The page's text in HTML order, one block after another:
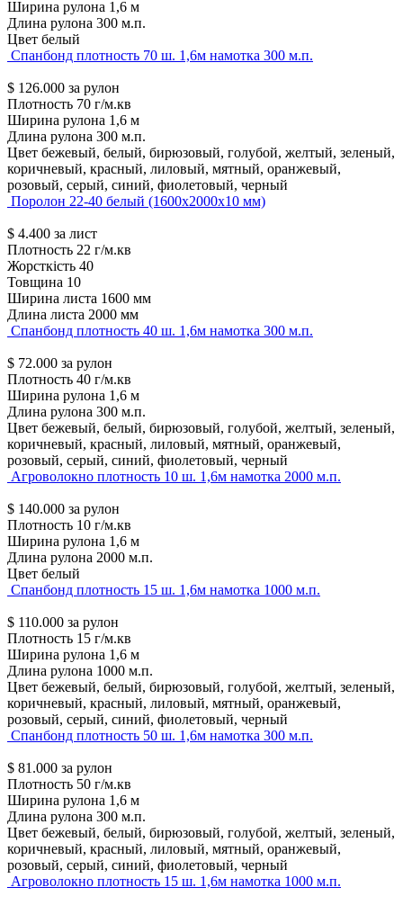
Ширина рулона 1,6 м
Длина рулона 300 м.п.
Цвет белый
Спанбонд плотность 70 ш. 1,6м намотка 300 м.п.
$ 126.000 за рулон
Плотность 70 г/м.кв
Ширина рулона 1,6 м
Длина рулона 300 м.п.
Цвет бежевый, белый, бирюзовый, голубой, желтый, зеленый,
коричневый, красный, лиловый, мятный, оранжевый,
розовый, серый, синий, фиолетовый, черный
Поролон 22-40 белый (1600х2000х10 мм)
$ 4.400 за лист
Плотность 22 г/м.кв
Жорсткість 40
Товщина 10
Ширина листа 1600 мм
Длина листа 2000 мм
Спанбонд плотность 40 ш. 1,6м намотка 300 м.п.
$ 72.000 за рулон
Плотность 40 г/м.кв
Ширина рулона 1,6 м
Длина рулона 300 м.п.
Цвет бежевый, белый, бирюзовый, голубой, желтый, зеленый,
коричневый, красный, лиловый, мятный, оранжевый,
розовый, серый, синий, фиолетовый, черный
Агроволокно плотность 10 ш. 1,6м намотка 2000 м.п.
$ 140.000 за рулон
Плотность 10 г/м.кв
Ширина рулона 1,6 м
Длина рулона 2000 м.п.
Цвет белый
Спанбонд плотность 15 ш. 1,6м намотка 1000 м.п.
$ 110.000 за рулон
Плотность 15 г/м.кв
Ширина рулона 1,6 м
Длина рулона 1000 м.п.
Цвет бежевый, белый, бирюзовый, голубой, желтый, зеленый,
коричневый, красный, лиловый, мятный, оранжевый,
розовый, серый, синий, фиолетовый, черный
Спанбонд плотность 50 ш. 1,6м намотка 300 м.п.
$ 81.000 за рулон
Плотность 50 г/м.кв
Ширина рулона 1,6 м
Длина рулона 300 м.п.
Цвет бежевый, белый, бирюзовый, голубой, желтый, зеленый,
коричневый, красный, лиловый, мятный, оранжевый,
розовый, серый, синий, фиолетовый, черный
Агроволокно плотность 15 ш. 1,6м намотка 1000 м.п.